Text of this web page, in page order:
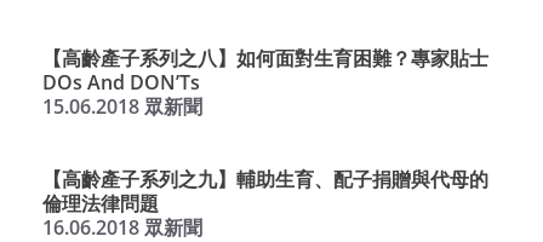
【高齡產子系列之八】如何面對生育困難？專家貼士
DOs And DON’Ts
15.06.2018 眾新聞
【高齡產子系列之九】輔助生育、配子捐贈與代母的
倫理法律問題
16.06.2018 眾新聞